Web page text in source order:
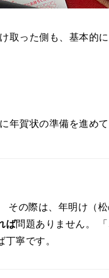
取った側も、基本的
年賀状の準備を進め
その際は、年明け（
ば問題ありません。
寧です。